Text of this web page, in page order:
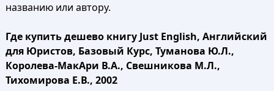
названию или автору.
Где купить дешево книгу Just English, Английский
для Юристов, Базовый Курс, Туманова Ю.Л.,
Королева-МакАри В.А., Свешникова М.Л.,
Тихомирова Е.В., 2002